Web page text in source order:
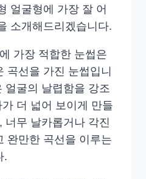
얼굴형에 가장 잘 어
소개해드리겠습니다.
가장 적합한 눈썹은
곡선을 가진 눈썹입니
얼굴의 날렵함을 강조
더 넓어 보이게 만들
너무 날카롭거나 각진
완만한 곡선을 이루는
.